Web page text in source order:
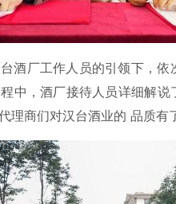
酒厂工作人员的引领下，
中，酒厂接待人员详细解
理商们对汉台酒业的 品质有